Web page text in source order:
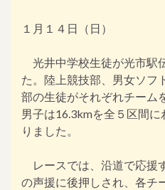
１月１４日（日）
光井中学校生徒が光市駅
た。陸上競技部、男女ソフ
部の生徒がそれぞれチーム
男子は16.3kmを全５区間
りました。
レースでは、沿道で応援
の声援に後押しされ、各チ